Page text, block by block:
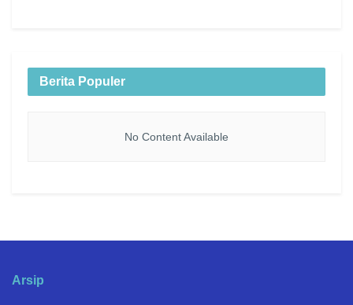
Berita Populer
No Content Available
Arsip